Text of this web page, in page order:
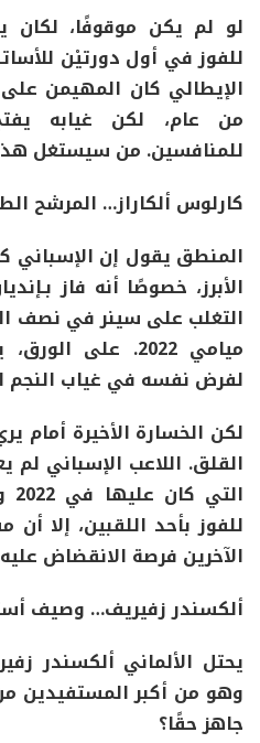
لو لم يكن موقوفًا، لكان
للفوز في أول دورتيْن للأساتذة (1000
الإيطالي كان المهيمن على
من عام، لكن غيابه
للمنافسين. من سيستغل
كارلوس ألكاراز… المرشح
المنطق يقول إن الإسباني
الأبرز، خصوصًا أنه فاز بـ
التغلب على سينر في نصف
ميامي 2022
. على الورق،
لفرض نفسه في غياب النجم
لكن الخسارة الأخيرة أمام
القلق. اللاعب الإسباني لم
للفوز بأحد اللقبين، إلا أن
الآخرين فرصة الانقضاض عليه
ألكسندرزفيريف… وصيف
يحتل الألماني ألكسندر
وهو من أكبر المستفيدين
جاهز حقًا؟